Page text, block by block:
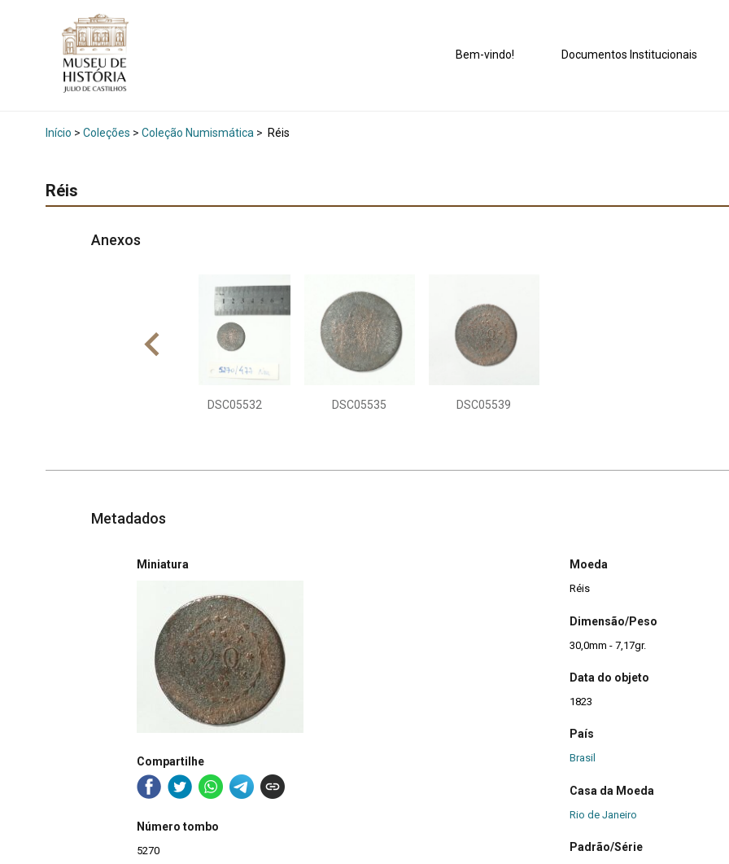
Bem-vindo! Documentos Institucionais
Início > Coleções > Coleção Numismática > Réis
Réis
Anexos
DSC05532 DSC05535 DSC05539
Metadados
Miniatura
Compartilhe
Número tombo
5270
Moeda
Réis
Dimensão/Peso
30,0mm - 7,17gr.
Data do objeto
1823
País
Brasil
Casa da Moeda
Rio de Janeiro
Padrão/Série